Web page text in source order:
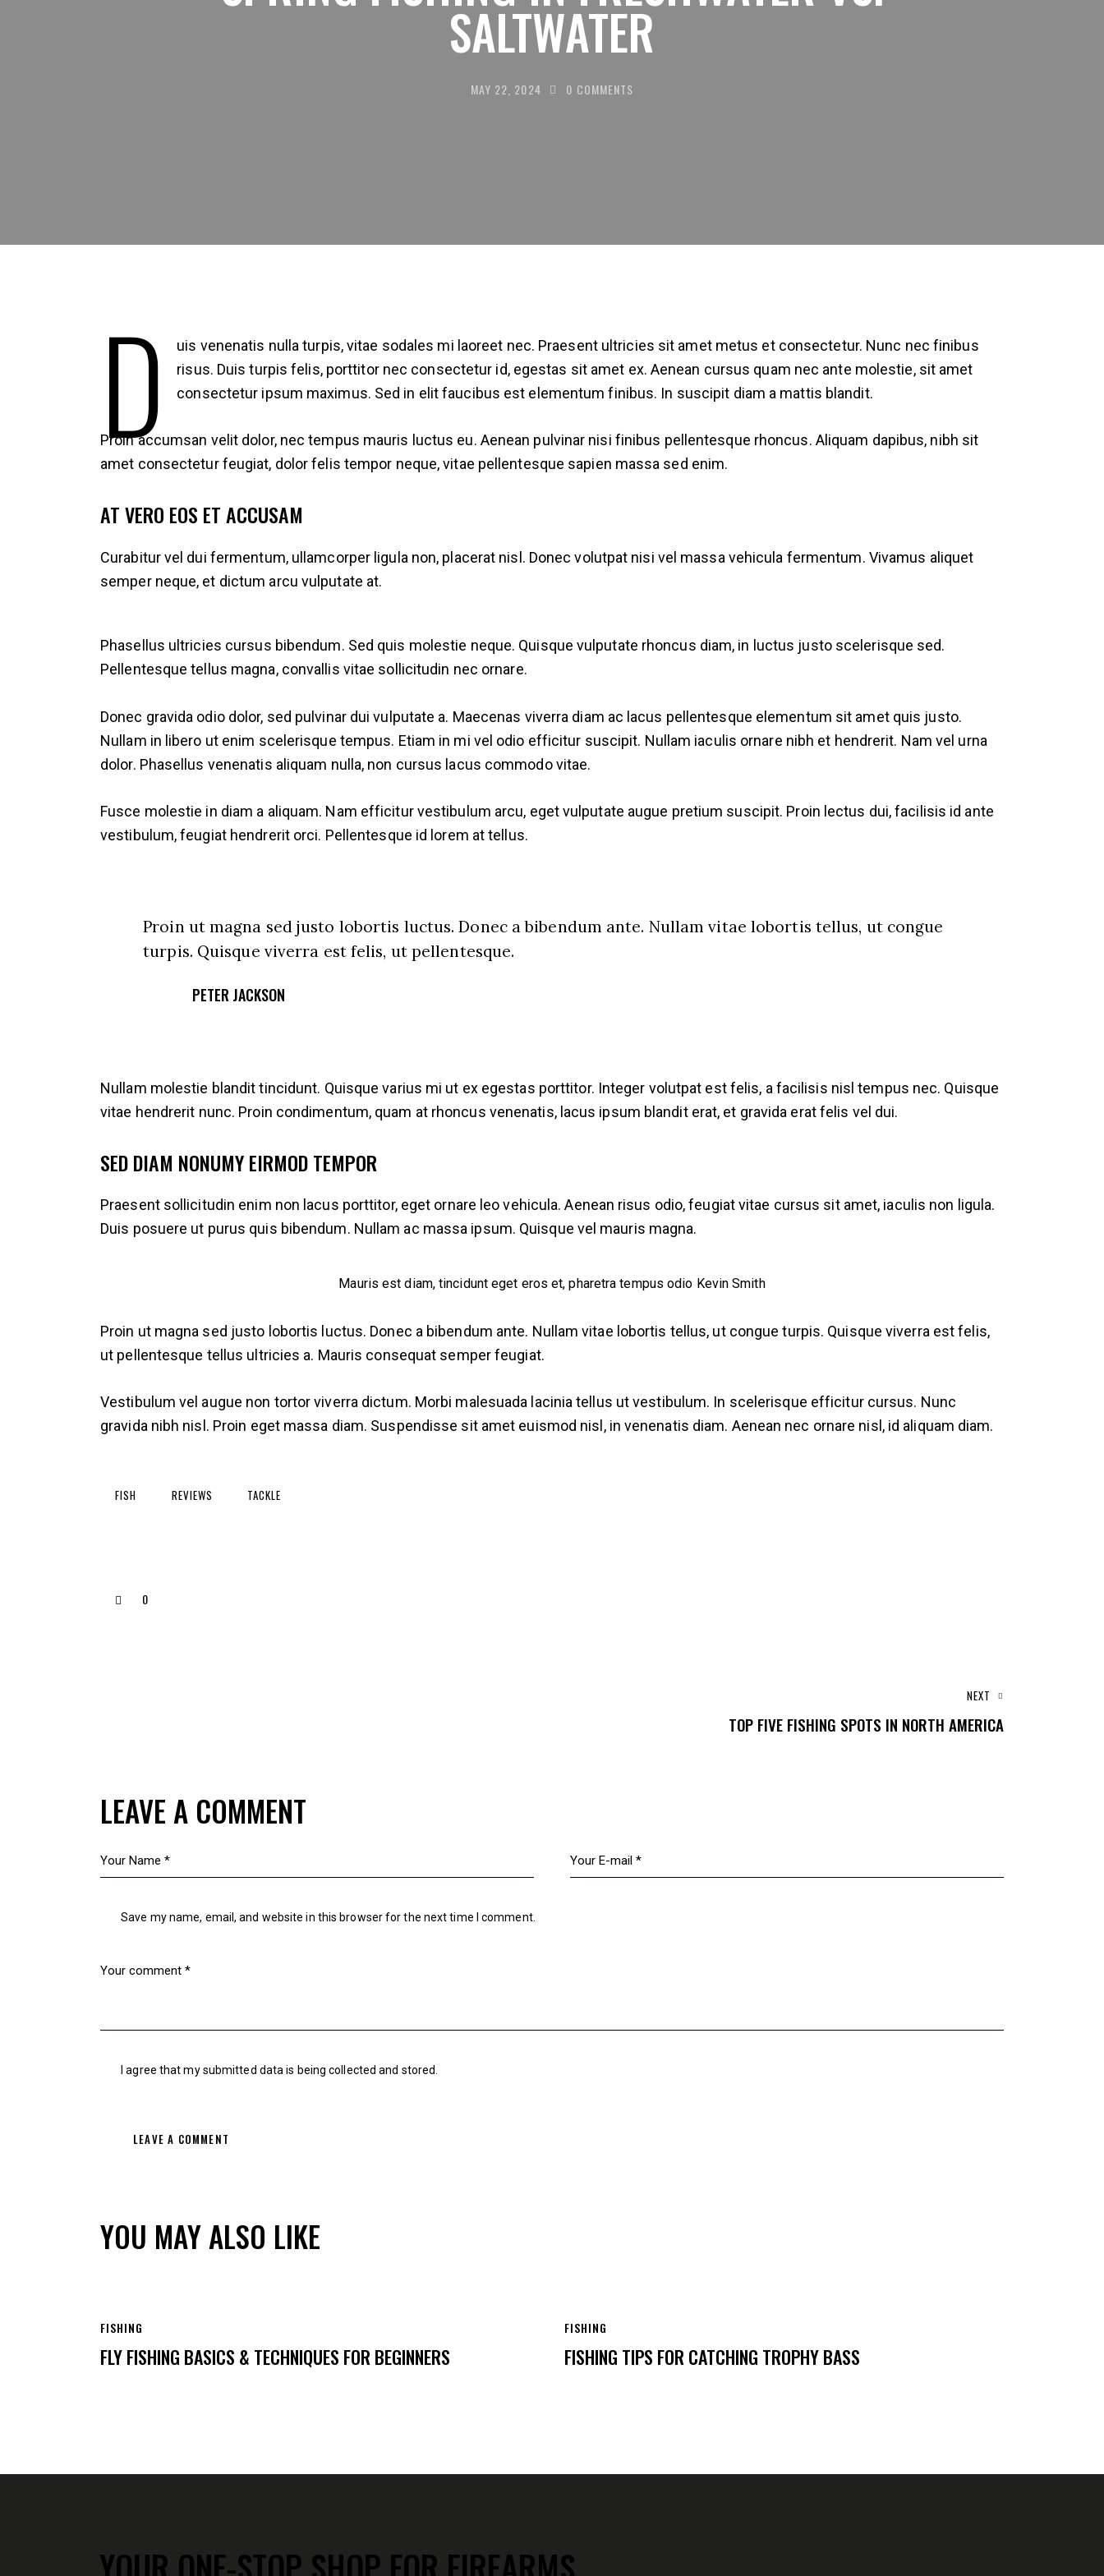
SALTWATER
MAY 22, 2024 0 COMMENTS
D
uis venenatis nulla turpis, vitae sodales mi laoreet nec. Praesent ultricies sit amet metus et consectetur. Nunc nec finibus
risus. Duis turpis felis, porttitor nec consectetur id, egestas sit amet ex. Aenean cursus quam nec ante molestie, sit amet
consectetur ipsum maximus. Sed in elit faucibus est elementum finibus. In suscipit diam a mattis blandit.
Proin accumsan velit dolor, nec tempus mauris luctus eu. Aenean pulvinar nisi finibus pellentesque rhoncus. Aliquam dapibus, nibh sit
amet consectetur feugiat, dolor felis tempor neque, vitae pellentesque sapien massa sed enim.
AT VERO EOS ET ACCUSAM
Curabitur vel dui fermentum, ullamcorper ligula non, placerat nisl. Donec volutpat nisi vel massa vehicula fermentum. Vivamus aliquet
semper neque, et dictum arcu vulputate at.
Phasellus ultricies cursus bibendum. Sed quis molestie neque. Quisque vulputate rhoncus diam, in luctus justo scelerisque sed.
Pellentesque tellus magna, convallis vitae sollicitudin nec ornare.
Donec gravida odio dolor, sed pulvinar dui vulputate a. Maecenas viverra diam ac lacus pellentesque elementum sit amet quis justo.
Nullam in libero ut enim scelerisque tempus. Etiam in mi vel odio efficitur suscipit. Nullam iaculis ornare nibh et hendrerit. Nam vel urna
dolor. Phasellus venenatis aliquam nulla, non cursus lacus commodo vitae.
Fusce molestie in diam a aliquam. Nam efficitur vestibulum arcu, eget vulputate augue pretium suscipit. Proin lectus dui, facilisis id ante
vestibulum, feugiat hendrerit orci. Pellentesque id lorem at tellus.
Proin ut magna sed justo lobortis luctus. Donec a bibendum ante. Nullam vitae lobortis tellus, ut congue
turpis. Quisque viverra est felis, ut pellentesque.
PETER JACKSON
Nullam molestie blandit tincidunt. Quisque varius mi ut ex egestas porttitor. Integer volutpat est felis, a facilisis nisl tempus nec. Quisque
vitae hendrerit nunc. Proin condimentum, quam at rhoncus venenatis, lacus ipsum blandit erat, et gravida erat felis vel dui.
SED DIAM NONUMY EIRMOD TEMPOR
Praesent sollicitudin enim non lacus porttitor, eget ornare leo vehicula. Aenean risus odio, feugiat vitae cursus sit amet, iaculis non ligula.
Duis posuere ut purus quis bibendum. Nullam ac massa ipsum. Quisque vel mauris magna.
Mauris est diam, tincidunt eget eros et, pharetra tempus odio Kevin Smith
Proin ut magna sed justo lobortis luctus. Donec a bibendum ante. Nullam vitae lobortis tellus, ut congue turpis. Quisque viverra est felis,
ut pellentesque tellus ultricies a. Mauris consequat semper feugiat.
Vestibulum vel augue non tortor viverra dictum. Morbi malesuada lacinia tellus ut vestibulum. In scelerisque efficitur cursus. Nunc
gravida nibh nisl. Proin eget massa diam. Suspendisse sit amet euismod nisl, in venenatis diam. Aenean nec ornare nisl, id aliquam diam.
FISH REVIEWS TACKLE
0
NEXT
TOP FIVE FISHING SPOTS IN NORTH AMERICA
LEAVE A COMMENT
Save my name, email, and website in this browser for the next time I comment.
I agree that my submitted data is beingcollected and stored
YOU MAY ALSO LIKE
FISHING
FLY FISHING BASICS & TECHNIQUES FOR BEGINNERS
FISHING
FISHING TIPS FOR CATCHING TROPHY BASS